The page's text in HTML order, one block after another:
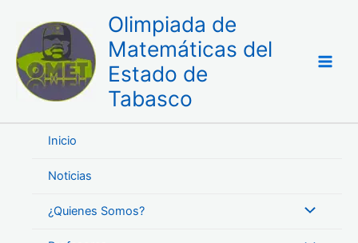
contenido
Olimpiada de
Matemáticas del
Estado de
Tabasco
Inicio
Noticias
¿Quienes Somos?